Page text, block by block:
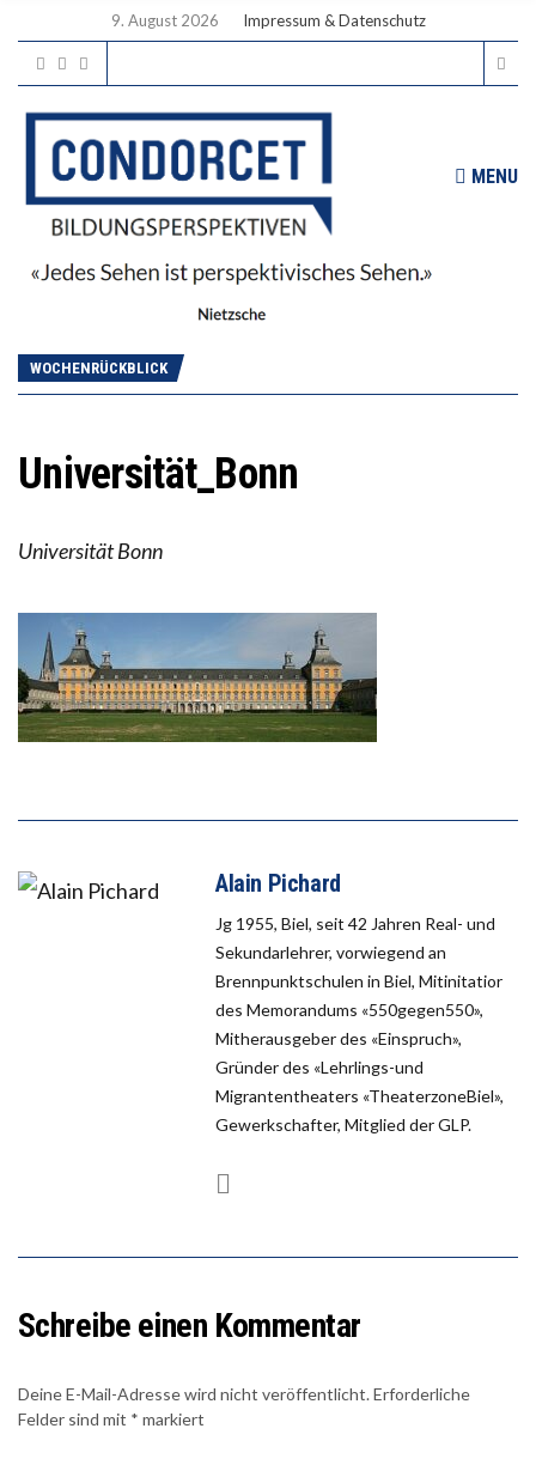
9. August 2026 Impressum & Datenschutz
MENU
WOCHENRÜCKBLICK
Universität_Bonn
Universität Bonn
Alain Pichard
Jg 1955, Biel, seit 42 Jahren Real- und
Sekundarlehrer, vorwiegend an
Brennpunktschulen in Biel, Mitinitatior
des Memorandums «550gegen550»,
Mitherausgeber des «Einspruch»,
Gründer des «Lehrlings-und
Migrantentheaters «TheaterzoneBiel»,
Gewerkschafter, Mitglied der GLP.
Schreibe einen Kommentar
Deine E-Mail-Adresse wird nicht veröffentlicht.Erforderliche
Felder sind mit * markiert